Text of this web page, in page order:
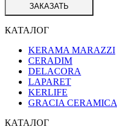
ЗАКАЗАТЬ
КАТАЛОГ
KERAMA MARAZZI
CERADIM
DELACORA
LAPARET
KERLIFE
GRACIA CERAMICA
КАТАЛОГ